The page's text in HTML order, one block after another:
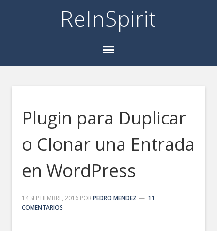
ReInSpirit
Plugin para Duplicar
o Clonar una Entrada
en WordPress
14 SEPTIEMBRE, 2016 PORPEDRO MENDEZ
11
COMENTARIOS